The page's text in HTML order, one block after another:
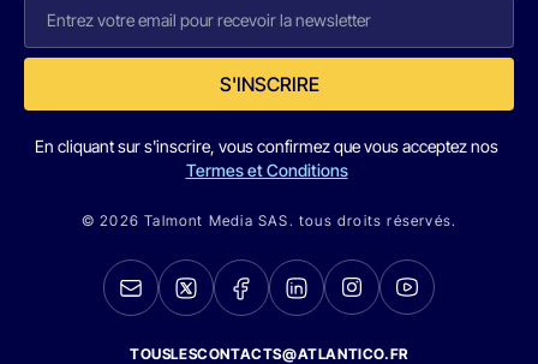
S'INSCRIRE
En cliquant sur s'inscrire, vous confirmez que vous acceptez nos
Termes et Conditions
© 2026 Talmont Media SAS. tous droits réservés.
TOUSLESCONTACTS@ATLANTICO.FR